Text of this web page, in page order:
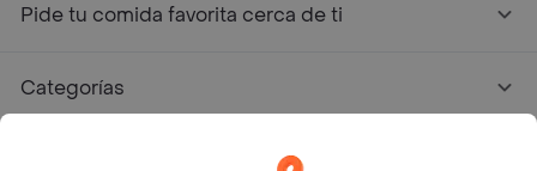
Pide tu comida favorita cerca de ti
Categorías